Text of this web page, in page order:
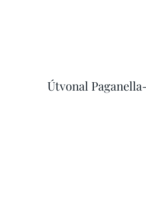
Útvonal